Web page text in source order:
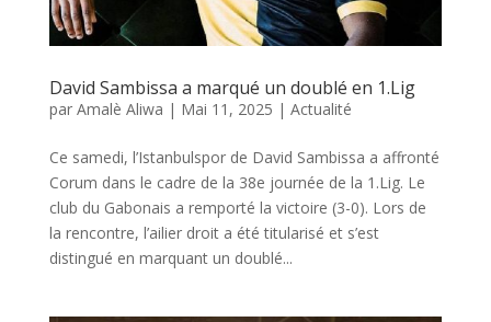
David Sambissa a marqué un doublé en 1.Lig
par Amalè Aliwa | Mai 11, 2025 | Actualité
Ce samedi, l’Istanbulspor de David Sambissa a affronté
Corum dans le cadre de la 38e journée de la 1.Lig. Le
club du Gabonais a remporté la victoire (3-0). Lors de
la rencontre, l’ailier droit a été titularisé et s’est
distingué en marquant un doublé...